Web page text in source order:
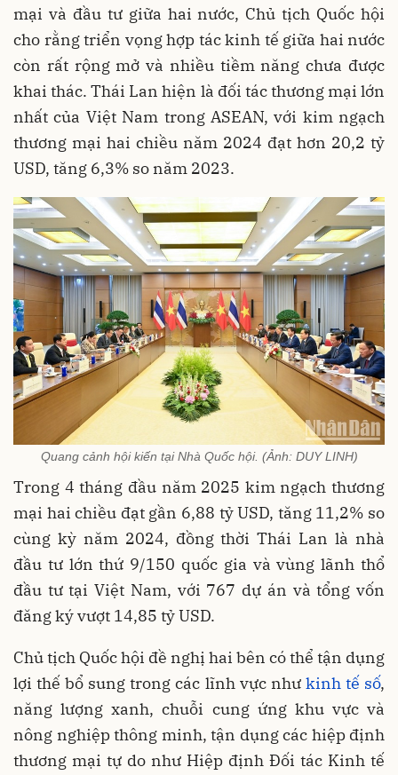
mại và đầu tư giữa hai nước, Chủ tịch Quốc hội
cho rằng triển vọng hợp tác kinh tế giữa hai nước
còn rất rộng mở và nhiều tiềm năng chưa được
khai thác. Thái Lan hiện là đối tác thương mại lớn
nhất của Việt Nam trong ASEAN, với kim ngạch
thương mại hai chiều năm 2024 đạt hơn 20,2 tỷ
USD, tăng 6,3% so năm 2023.
Quang cảnh hội kiến tại Nhà Quốc hội. (Ảnh: DUY LINH)
Trong 4 tháng đầu năm 2025 kim ngạch thương
mại hai chiều đạt gần 6,88 tỷ USD, tăng 11,2% so
cùng kỳ năm 2024, đồng thời Thái Lan là nhà
đầu tư lớn thứ 9/150 quốc gia và vùng lãnh thổ
đầu tư tại Việt Nam, với 767 dự án và tổng vốn
đăng ký vượt 14,85 tỷ USD.
Chủ tịch Quốc hội đề nghị hai bên có thể tận dụng
lợi thế bổ sung trong các lĩnh vực như kinh tế số,
năng lượng xanh, chuỗi cung ứng khu vực và
nông nghiệp thông minh, tận dụng các hiệp định
thương mại tự do như Hiệp định Đối tác Kinh tế